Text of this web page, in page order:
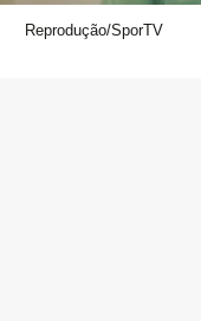
Reprodução/SporTV